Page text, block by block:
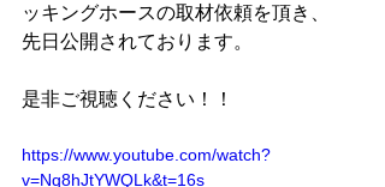
ッキングホースの取材依頼を頂き、
先日公開されております。
是非ご視聴ください！！
https://www.youtube.com/watch?
v=Nq8hJtYWQLk&t=16s